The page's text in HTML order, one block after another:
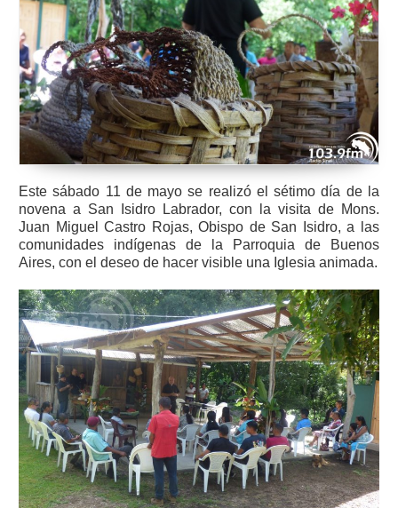
Este sábado 11 de mayo se realizó el sétimo día de la
novena a San Isidro Labrador, con la visita de Mons.
Juan Miguel Castro Rojas, Obispo de San Isidro, a las
comunidades indígenas de la Parroquia de Buenos
Aires, con el deseo de hacer visible una Iglesia animada.